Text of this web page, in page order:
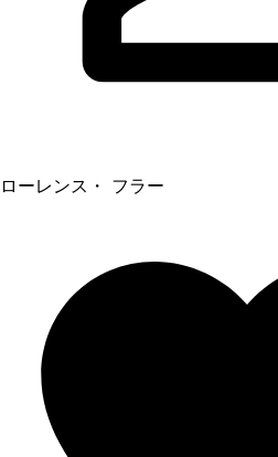
ローレンス・ フラー